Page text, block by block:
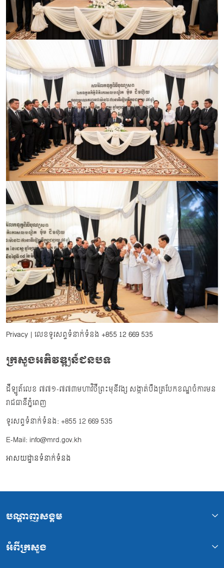
Privacy | លេខទូរសព្ទទំនាក់ទំនង +855 12 669 535
ក្រសួងអភិវឌ្ឍន៍ជនបទ
ដីឡូត៍លេខ ៧៧១-៧៧៣មហាវិថីព្រះមុនីវង្ស សង្កាត់បឹងត្របែកខណ្ឌចំការមន
រាជធានីភ្នំពេញ
ទូរសព្ទទំនាក់ទំនង: +855 12 669 535
E-Mail: info@mrd.gov.kh
អាសយដ្ឋានទំនាក់ទំនង
បណ្ដាញសង្គម
អំពីក្រសួង